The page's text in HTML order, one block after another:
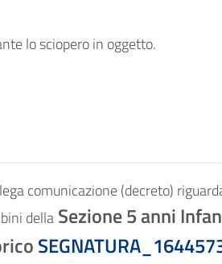
lo sciopero in oggetto.
comunicazione (decreto)
dellaSezione 5 anni